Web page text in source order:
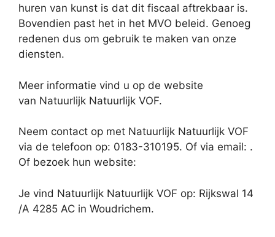
huren van kunst is dat dit fiscaal aftrekbaar is.
Bovendien past het in het MVO beleid. Genoeg
redenen dus om gebruik te maken van onze
diensten.
Meer informatie vind u op de website
van Natuurlijk Natuurlijk VOF.
Neem contact op met Natuurlijk Natuurlijk VOF
via de telefoon op: 0183-310195. Of via email: .
Of bezoek hun website:
Je vind Natuurlijk Natuurlijk VOF op: Rijkswal 14
/A 4285 AC in Woudrichem.